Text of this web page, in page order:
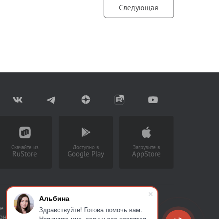
Альбина
Здравствуйте! Готова помочь вам.
Следующая
Скачайте из
RuStore
Доступно в
Google Play
Загрузите в
AppStore
статистическую
данных